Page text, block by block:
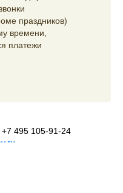
праздников)
времени,
платежи
+7 495 105-91-24